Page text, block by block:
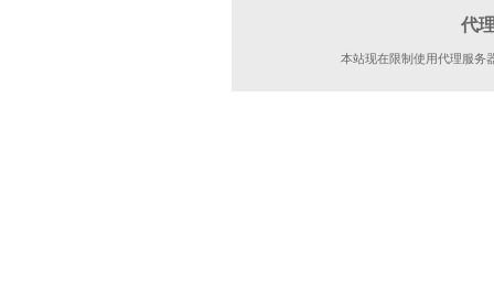
代
本站现在限制使用代理服务